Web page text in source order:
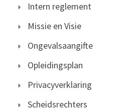
Intern reglement
Missie en Visie
Ongevalsaangifte
Opleidingsplan
Privacyverklaring
Scheidsrechters